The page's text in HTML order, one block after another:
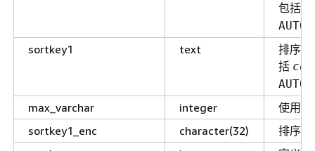
包括
sortkey1 text
排序
括
max_varchar integer
使用
sortkey1_enc
character(32)
排序